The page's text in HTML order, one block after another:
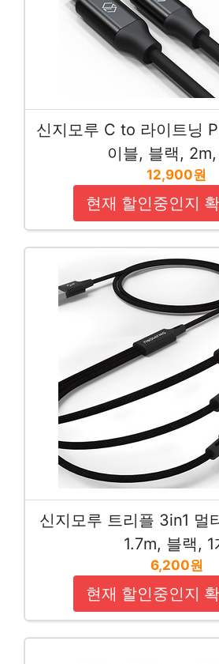
신지모루 C to 라이트닝
이블, 블랙,
12,900원
현재 할인중인지
신지모루 트리플 3in1 멀
1.7m, 블랙, 1
6,200원
현재 할인중인지